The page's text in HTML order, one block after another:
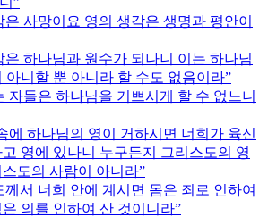
은 사망이요 영의 생각은 생명과 평안이
은 하나님과 원수가 되나니 이는 하나님
아니할 뿐 아니라 할 수도 없음이라
자들은 하나님을 기쁘시게 할 수 없느니
에 하나님의 영이 거하시면 너희가 육신
영에 있나니 누구든지 그리스도의 영
도의 사람이 아니라
께서 너희 안에 계시면 몸은 죄로 인하여
의를 인하여 산 것이니라